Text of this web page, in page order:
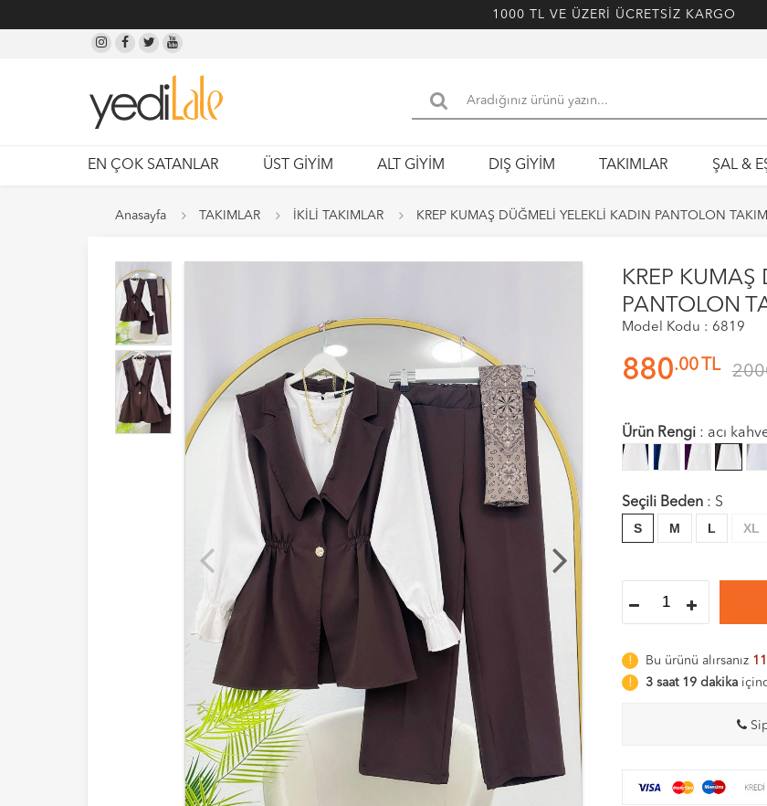
1000 TL VE ÜZERİ ÜCRETSİZ KARGO
EN ÇOK SATANLAR ÜST GİYİM ALT GİYİM DIŞ GİYİM TAKIMLAR ŞAL &
Anasayfa TAKIMLAR İKİLİ TAKIMLAR KREP KUMAŞ DÜĞMELİ YELEKLİ KADIN PANTOLON TAKIM
KREP KUMAŞ
PANTOLON
Model Kodu : 6819
880.00 TL
Ürün Rengi : acı
Seçili Beden : S
S
M L XL
Bu ürünü alırsanız
3 saat 19 dakika